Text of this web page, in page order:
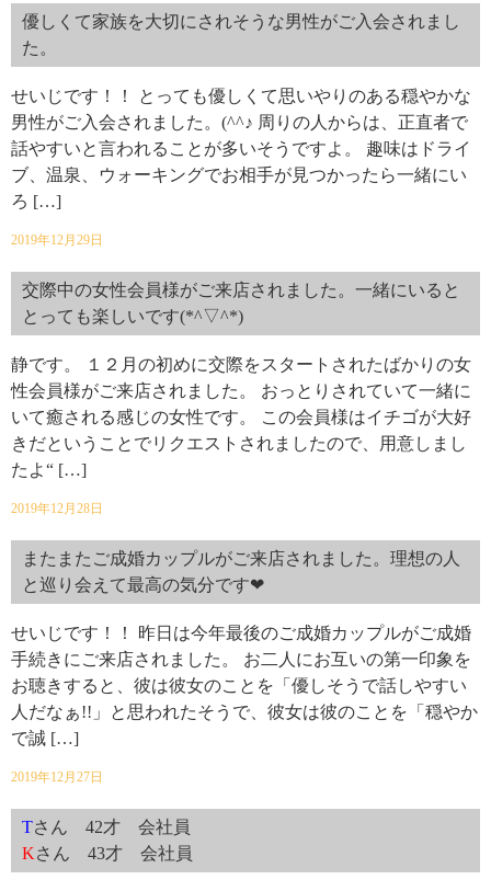
優しくて家族を大切にされそうな男性がご入会されまし
た。
せいじです！！ とっても優しくて思いやりのある穏やかな
男性がご入会されました。(^^♪ 周りの人からは、正直者で
話やすいと言われることが多いそうですよ。 趣味はドライ
ブ、温泉、ウォーキングでお相手が見つかったら一緒にい
ろ […]
2019年12月29日
交際中の女性会員様がご来店されました。一緒にいると
とっても楽しいです(*^▽^*)
静です。 １２月の初めに交際をスタートされたばかりの女
性会員様がご来店されました。 おっとりされていて一緒に
いて癒される感じの女性です。 この会員様はイチゴが大好
きだということでリクエストされましたので、用意しまし
たよ“ […]
2019年12月28日
またまたご成婚カップルがご来店されました。理想の人
と巡り会えて最高の気分です❤
せいじです！！ 昨日は今年最後のご成婚カップルがご成婚
手続きにご来店されました。 お二人にお互いの第一印象を
お聴きすると、彼は彼女のことを「優しそうで話しやすい
人だなぁ!!」と思われたそうで、彼女は彼のことを「穏やか
で誠 […]
2019年12月27日
Tさん 42才 会社員
Kさん 43才 会社員